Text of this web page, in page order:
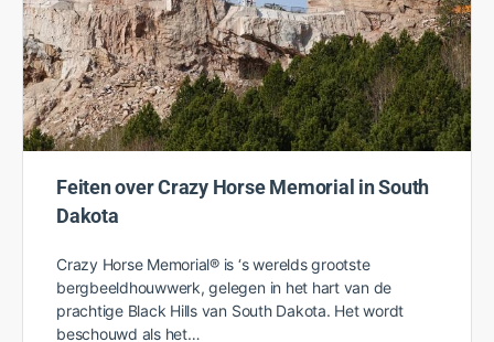
Feiten over Crazy Horse Memorial in South
Dakota
Crazy Horse Memorial® is ‘s werelds grootste
bergbeeldhouwwerk, gelegen in het hart van de
prachtige Black Hills van South Dakota. Het wordt
beschouwd als het…